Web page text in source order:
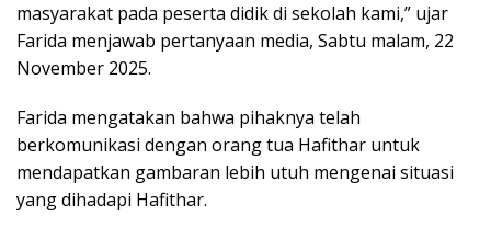
masyarakat pada peserta didik di sekolah kami,” ujar
Farida menjawab pertanyaan media, Sabtu malam, 22
November 2025.
Farida mengatakan bahwa pihaknya telah
berkomunikasi dengan orang tua Hafithar untuk
mendapatkan gambaran lebih utuh mengenai situasi
yang dihadapi Hafithar.